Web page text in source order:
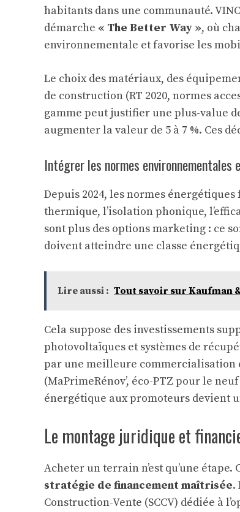
habitants dans une communauté.
démarche « The Better Way », où
environnementale et favorise les
Le choix des matériaux, des
de construction (RT 2020, normes
gamme peut justifier une plus-value
augmenter la valeur de 5 à 7 %. Ces
Intégrer les normes environnementales
Depuis 2024, les normes
thermique, l’isolation phonique,
sont plus des options marketing : ce
doivent atteindre une classe
Lire aussi : Tout savoir sur Kaufman
Cela suppose des investissements
photovoltaïques et systèmes de
par une meilleure commercialisation
(MaPrimeRénov’, éco-PTZ pour le
énergétique aux promoteurs devient
Le montage juridique et
Acheter un terrain n’est qu’une
stratégie de financement maîtrisée.
Construction-Vente (SCCV) dédiée à